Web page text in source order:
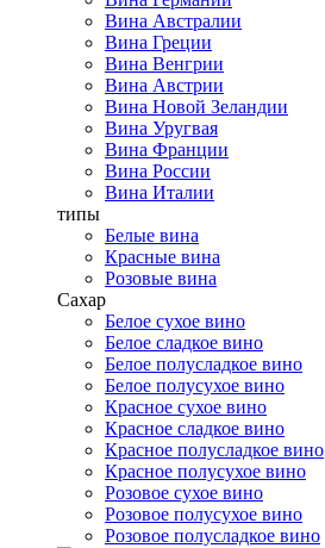
Вина Австралии
Вина Греции
Вина Венгрии
Вина Австрии
Вина Новой Зеландии
Вина Уругвая
Вина Франции
Вина России
Вина Италии
типы
Белые вина
Красные вина
Розовые вина
Сахар
Белое сухое вино
Белое сладкое вино
Белое полусладкое вино
Белое полусухое вино
Красное сухое вино
Красное сладкое вино
Красное полусладкое вино
Красное полусухое вино
Розовое сухое вино
Розовое полусухое вино
Розовое полусладкое вино